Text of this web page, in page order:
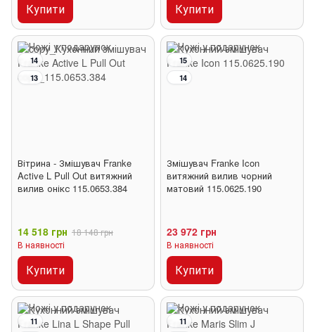
Купити Купити
14
13
Вітрина - Змішувач Franke
Active L Pull Out витяжний
вилив онікс 115.0653.384
14 518 грн 18 148 грн
В наявності
Купити
15
14
Змішувач Franke Icon
витяжний вилив чорний
матовий 115.0625.190
23 972 грн
В наявності
Купити
11
11